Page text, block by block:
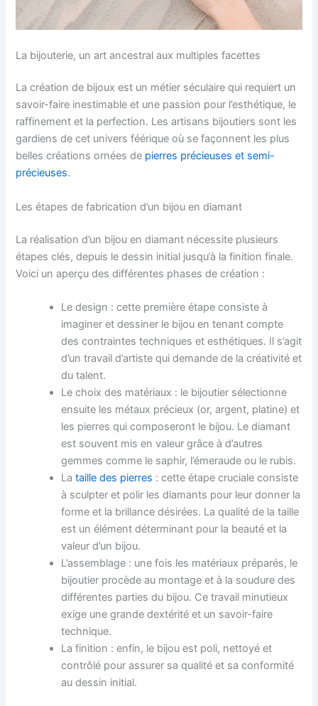
La bijouterie, un art ancestral aux multiples facettes
La création de bijoux est un métier séculaire qui requiert un
savoir-faire inestimable et une passion pour l’esthétique, le
raffinement et la perfection. Les artisans bijoutiers sont les
gardiens de cet univers féérique où se façonnent les plus
belles créations ornées de pierres précieuses et semi-
précieuses.
Les étapes de fabrication d’un bijou en diamant
La réalisation d’un bijou en diamant nécessite plusieurs
étapes clés, depuis le dessin initial jusqu’à la finition finale.
Voici un aperçu des différentes phases de création :
Le design : cette première étape consiste à
imaginer et dessiner le bijou en tenant compte
des contraintes techniques et esthétiques. Il s’agit
d’un travail d’artiste qui demande de la créativité et
du talent.
Le choix des matériaux : le bijoutier sélectionne
ensuite les métaux précieux (or, argent, platine) et
les pierres qui composeront le bijou. Le diamant
est souvent mis en valeur grâce à d’autres
gemmes comme le saphir, l’émeraude ou le rubis.
Lataille des pierres : cette étape cruciale consiste
à sculpter et polir les diamants pour leur donner la
forme et la brillance désirées. La qualité de la taille
est un élément déterminant pour la beauté et la
valeur d’un bijou.
L’assemblage : une fois les matériaux préparés, le
bijoutier procède au montage et à la soudure des
différentes parties du bijou. Ce travail minutieux
exige une grande dextérité et un savoir-faire
technique.
La finition : enfin, le bijou est poli, nettoyé et
contrôlé pour assurer sa qualité et sa conformité
au dessin initial.